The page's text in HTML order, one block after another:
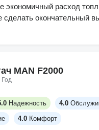
экономичный расход
сделать окончательный
MAN F2000
Год
Надежность 4.0
4.0 Комфорт